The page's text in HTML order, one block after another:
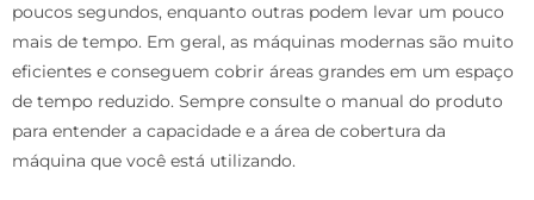
poucos segundos, enquanto outras podem levar um pouco
mais de tempo. Em geral, as máquinas modernas são muito
eficientes e conseguem cobrir áreas grandes em um espaço
de tempo reduzido. Sempre consulte o manual do produto
para entender a capacidade e a área de cobertura da
máquina que você está utilizando.